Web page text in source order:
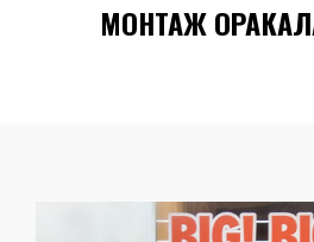
МОНТАЖ